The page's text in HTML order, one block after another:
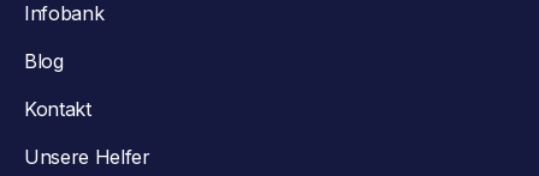
Infobank
Blog
Kontakt
Unsere Helfer